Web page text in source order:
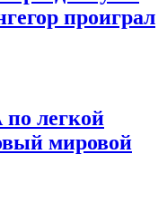
проиграл
легкой
мировой